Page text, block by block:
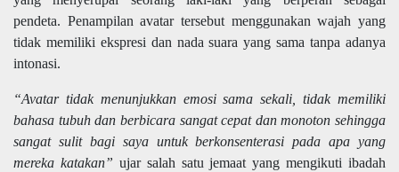
pendeta. Penampilan avatar tersebut menggunakan wajah yang
tidak memiliki ekspresi dan nada suara yang sama tanpa adanya
intonasi.
“Avatar tidak menunjukkan emosi sama sekali, tidak memiliki
bahasa tubuh dan berbicara sangat cepat dan monoton sehingga
sangat sulit bagi saya untuk berkonsenterasi pada apa yang
mereka katakan” ujar salah satu jemaat yang mengikuti ibadah